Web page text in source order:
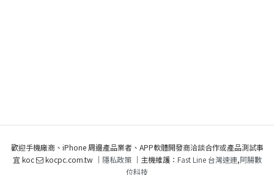
歡迎手機廠商、iPhone 周邊產品業者、APP軟體開發商洽談合作或產品測試事
宜 koc
kocpc.com.tw ｜ 隱私政策｜主機維護： Fast Line 台灣速連,阿腸數
位科技